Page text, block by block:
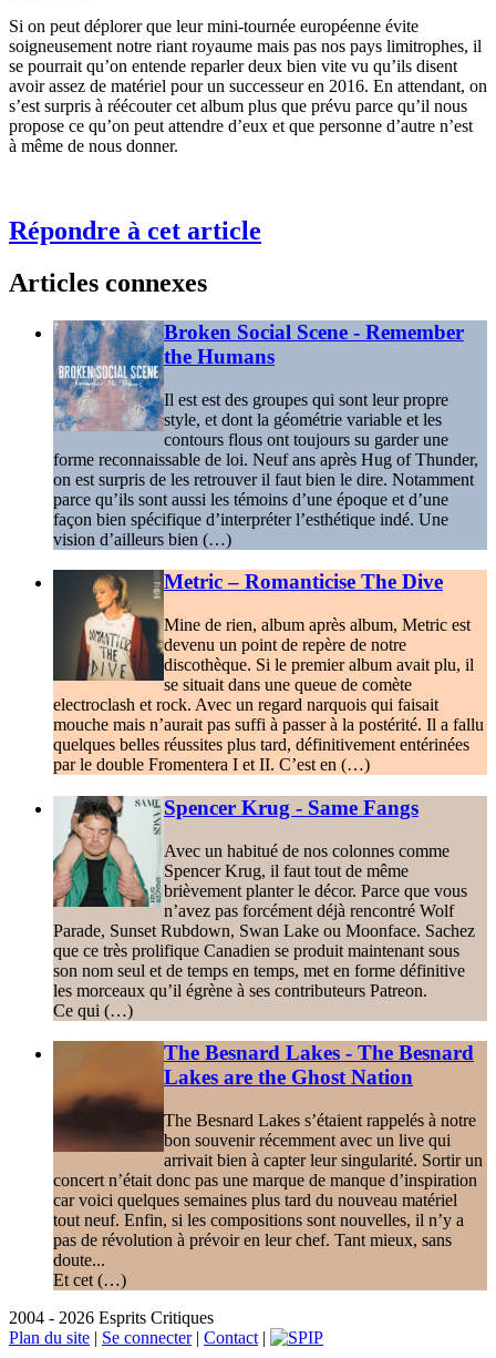
Si on peut déplorer que leur mini-tournée européenne évite
soigneusement notre riant royaume mais pas nos pays limitrophes, il
se pourrait qu’on entende reparler deux bien vite vu qu’ils disent
avoir assez de matériel pour un successeur en 2016. En attendant, on
s’est surpris à réécouter cet album plus que prévu parce qu’il nous
propose ce qu’on peut attendre d’eux et que personne d’autre n’est
à même de nous donner.
Répondre à cet article
Articles connexes
Broken Social Scene - Remember
the Humans
Il est est des groupes qui sont leur propre
style, et dont la géométrie variable et les
contours flous ont toujours su garder une
forme reconnaissable de loi. Neuf ans après Hug of Thunder,
on est surpris de les retrouver il faut bien le dire. Notamment
parce qu’ils sont aussi les témoins d’une époque et d’une
façon bien spécifique d’interpréter l’esthétique indé. Une
vision d’ailleurs bien (…)
Metric – Romanticise The Dive
Mine de rien, album après album, Metric est
devenu un point de repère de notre
discothèque. Si le premier album avait plu, il
se situait dans une queue de comète
electroclash et rock. Avec un regard narquois qui faisait
mouche mais n’aurait pas suffi à passer à la postérité. Il a fallu
quelques belles réussites plus tard, définitivement entérinées
par le double Fromentera I et II. C’est en (…)
Spencer Krug - Same Fangs
Avec un habitué de nos colonnes comme
Spencer Krug, il faut tout de même
brièvement planter le décor. Parce que vous
n’avez pas forcément déjà rencontré Wolf
Parade, Sunset Rubdown, Swan Lake ou Moonface. Sachez
que ce très prolifique Canadien se produit maintenant sous
son nom seul et de temps en temps, met en forme définitive
les morceaux qu’il égrène à ses contributeurs Patreon.
Ce qui (…)
The Besnard Lakes - The Besnard
Lakes are the Ghost Nation
The Besnard Lakes s’étaient rappelés à notre
bon souvenir récemment avec un live qui
arrivait bien à capter leur singularité. Sortir un
concert n’était donc pas une marque de manque d’inspiration
car voici quelques semaines plus tard du nouveau matériel
tout neuf. Enfin, si les compositions sont nouvelles, il n’y a
pas de révolution à prévoir en leur chef. Tant mieux, sans
doute...
Et cet (…)
2004 - 2026 Esprits Critiques
Plan du site | Se connecter| Contact |